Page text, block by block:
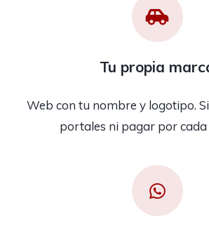
Tu propia
Web con tu nombre y logotipo.
portales ni pagar por cada